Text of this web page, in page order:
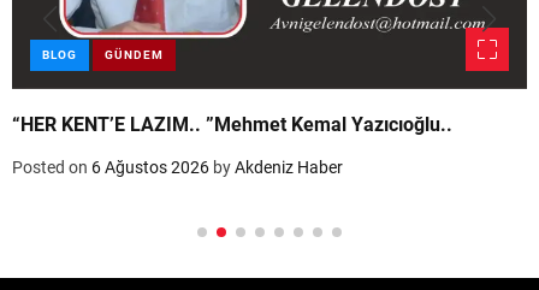
BLOG GÜNDEM
“HER KENT’E LAZIM.. ”Mehmet Kemal Yazıcıoğlu..
Posted on 6 Ağustos 2026 byAkdeniz Haber